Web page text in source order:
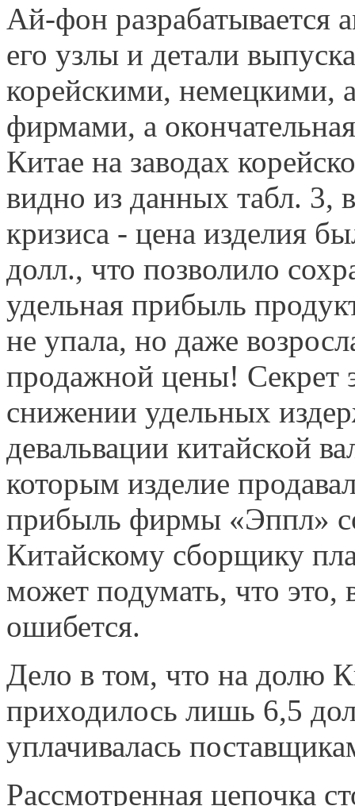
Ай-фон разрабатывается
его узлы и детали
корейскими, немецкими,
фирмами, а
Китае на заводах
видно из данных табл. 3,
кризиса - цена изделия
долл., что позволило
удельная прибыль
не упала, но даже
продажной цены! Секрет
снижении удельных
девальвации китайской
которым изделие
прибыль фирмы «Эппл»
Китайско­му сборщику
может подумать, что это,
ошибется.
Дело в том, что на долю
приходилось лишь 6,5
уплачивалась
Рассмотренная цепочка